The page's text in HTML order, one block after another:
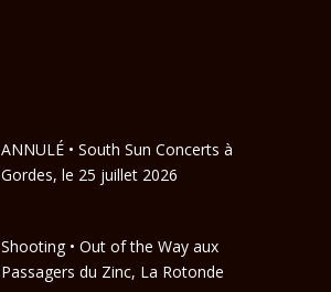
ANNULÉ • South Sun Concerts à
Gordes, le 25 juillet 2026
Shooting • Out of the Way aux
Passagers du Zinc, La Rotonde